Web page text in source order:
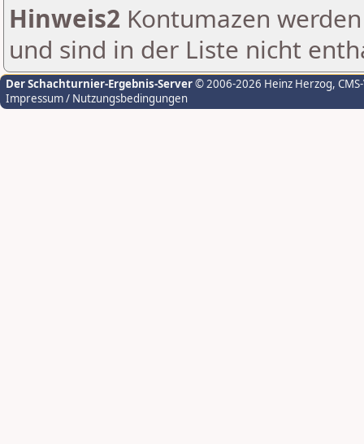
Hinweis2 Kontumazen
und sind in der Liste nicht
Der Schachturnier-Ergebnis-Server© 2006-2026 Heinz Herzog,
Impressum / Nutzungsbedingungen